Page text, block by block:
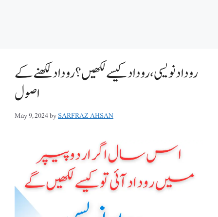
روداد نویسی ،روداد کیسے لکھیں؟ روداد لکھنے کے
اصول
May 9, 2024bySARFRAZ AHSAN